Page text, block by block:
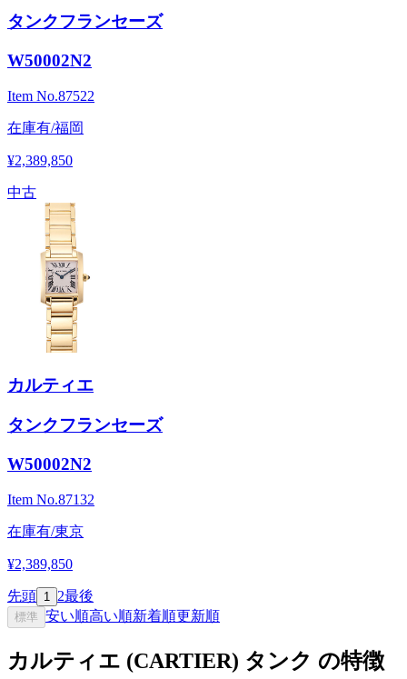
タンクフランセーズ
W50002N2
Item No.87522
在庫有/福岡
¥2,389,850
中古
カルティエ
タンクフランセーズ
W50002N2
Item No.87132
在庫有/東京
¥2,389,850
先頭 1 2最後
標準 安い順高い順新着順更新順
カルティエ (CARTIER) タンク の特徴